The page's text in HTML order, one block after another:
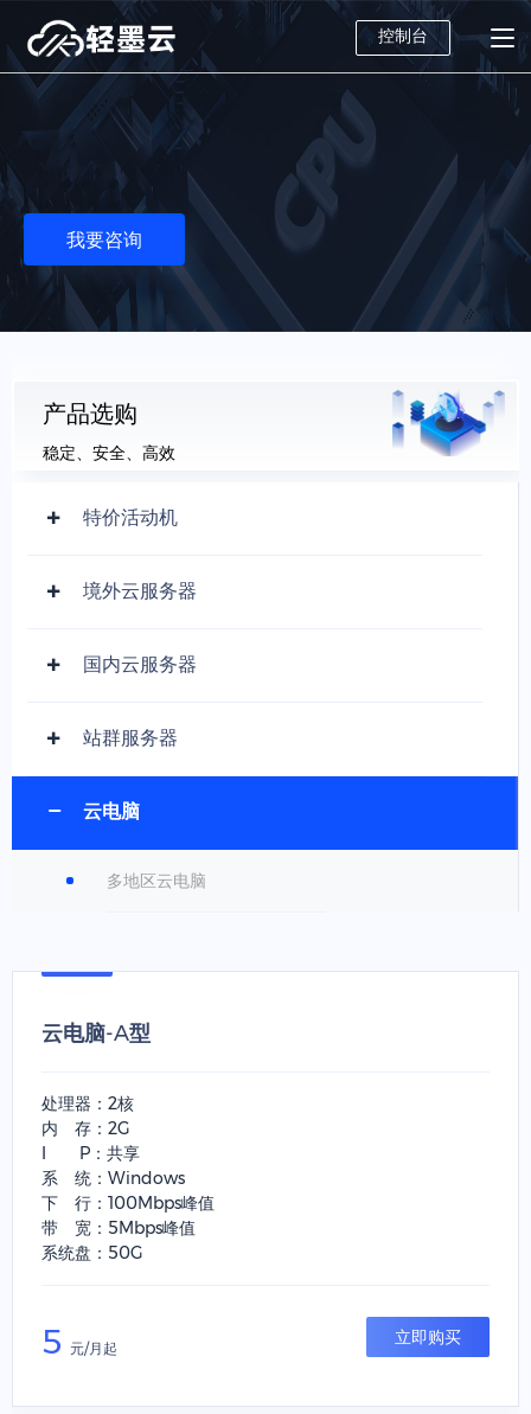
控制台
我要咨询
产品选购
稳定、安全、高效
特价活动机
境外云服务器
国内云服务器
站群服务器
云电脑
多地区云电脑
云电脑-A型
处理器：2核
内 存：2G
I P：共享
系 统：Windows
下 行：100Mbps峰值
带 宽：5Mbps峰值
系统盘：50G
5 元/月起
立即购买